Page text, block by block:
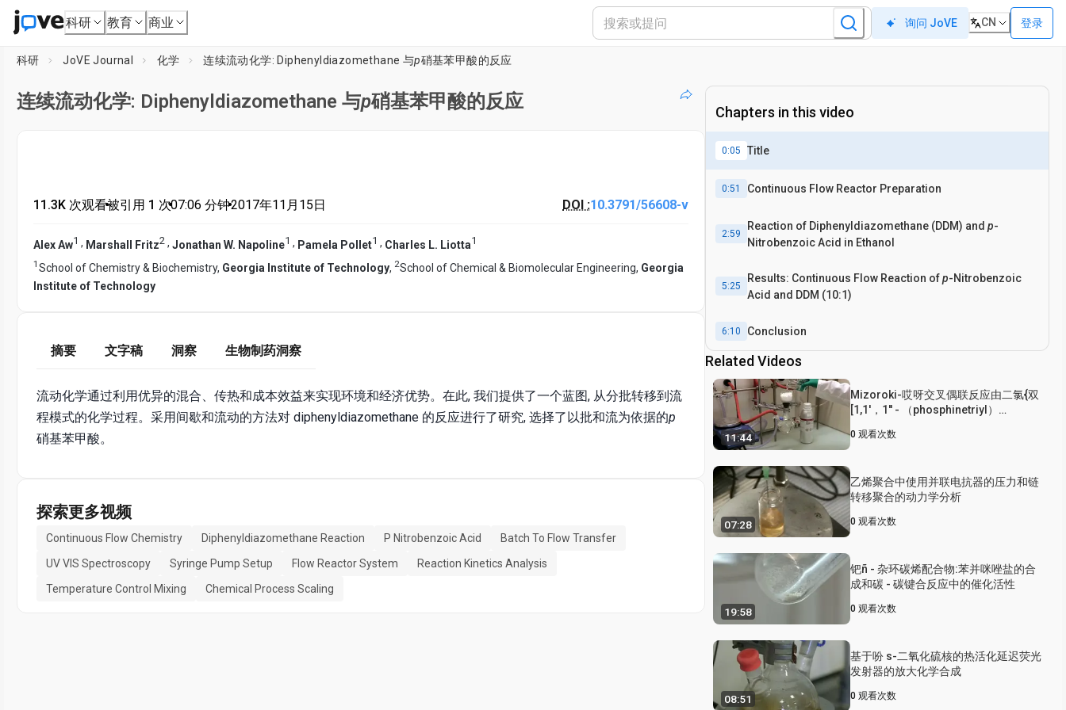
科研 教育 商业 询问 JoVE CN 登录
科研 JoVE Journal 化学 连续流动化学: Diphenyldiazomethane 与p硝基苯甲酸的反应
连续流动化学: Diphenyldiazomethane 与p硝基苯甲酸的反应
11.3K 次观看•被引用 1 次•07:06 分钟•2017年11月15日 DOI :10.3791/56608-v
Alex Aw1 , Marshall Fritz2 , Jonathan W. Napoline1 , Pamela Pollet1 , Charles L. Liotta1
1 School of Chemistry & Biochemistry, Georgia Institute of Technology, 2School of Chemical & Biomolecular Engineering, Georgia
Institute of Technology
摘要 文字稿 洞察 生物制药洞察
流动化学通过利用优异的混合、传热和成本效益来实现环境和经济优势。在此, 我们提供了一个蓝图, 从分批转移到流
程模式的化学过程。采用间歇和流动的方法对 diphenyldiazomethane 的反应进行了研究, 选择了以批和流为依据的p
硝基苯甲酸。
探索更多视频
Continuous Flow Chemistry Diphenyldiazomethane Reaction P Nitrobenzoic Acid
Batch To Flow Transfer
UV VIS Spectroscopy
Syringe Pump Setup Flow Reactor System
Reaction Kinetics Analysis
Temperature Control Mixing
Chemical Process Scaling
Chapters in this video
0:05 Title
0:51 Continuous Flow Reactor Preparation
2:59
Reaction of Diphenyldiazomethane (DDM) and p-
Nitrobenzoic Acid in Ethanol
5:25
Results: Continuous Flow Reaction ofp-Nitrobenzoic
Acid and DDM (10:1)
6:10 Conclusion
Related Videos
11:44
Mizoroki-哎呀交叉偶联反应由二氯{双
[1,1'，1'' - （phosphinetriyl）
件
0 观看次数
07:28
乙烯聚合中使用并联电抗器的压力和链
转移聚合的动力学分析
0 观看次数
19:58
钯ñ - 杂环碳烯配合物:苯并咪唑盐的合
成和碳 - 碳键合反应中的催化活性
0 观看次数
08:51
基于吩 s-二氧化硫核的热活化延迟荧光
发射器的放大化学合成
0 观看次数